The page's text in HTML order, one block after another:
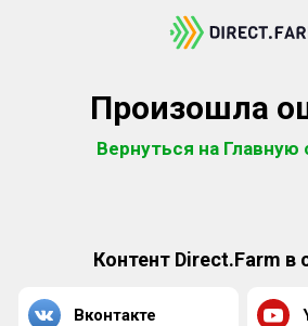
Произошла
Вернуться на Главную
Контент Direct.Farm в
Вконтакте